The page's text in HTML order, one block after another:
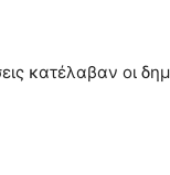
κατέλαβαν οι